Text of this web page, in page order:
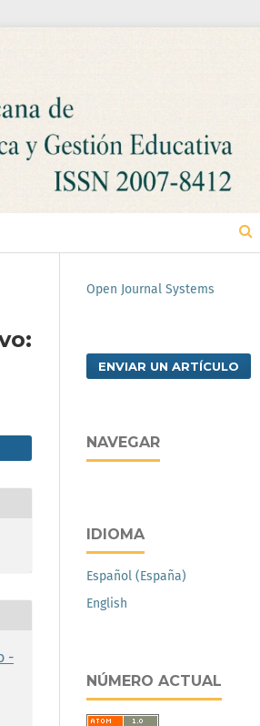
-
Open Journal Systems
ENVIAR UN ARTÍCULO
NAVEGAR
IDIOMA
Español (España)
English
NÚMERO ACTUAL